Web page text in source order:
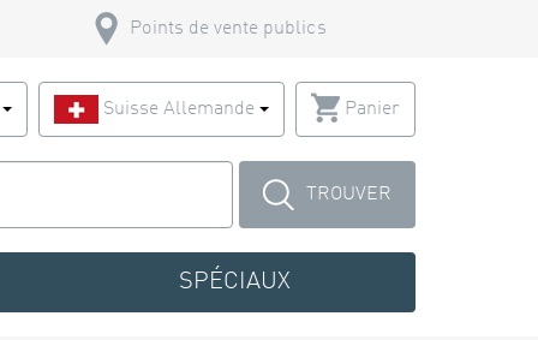
Points de vente publics
Suisse Allemande Panier
TROUVER
SPÉCIAUX